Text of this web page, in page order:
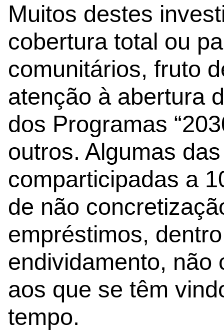
Muitos destes
cobertura total ou
comunitários, fruto
atenção à abertura
dos Programas
outros. Algumas
comparticipadas a
de não
empréstimos,
endividamento, não
aos que se têm
tempo.